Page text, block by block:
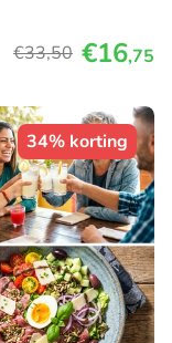
€33,50 €16,75
34% korting